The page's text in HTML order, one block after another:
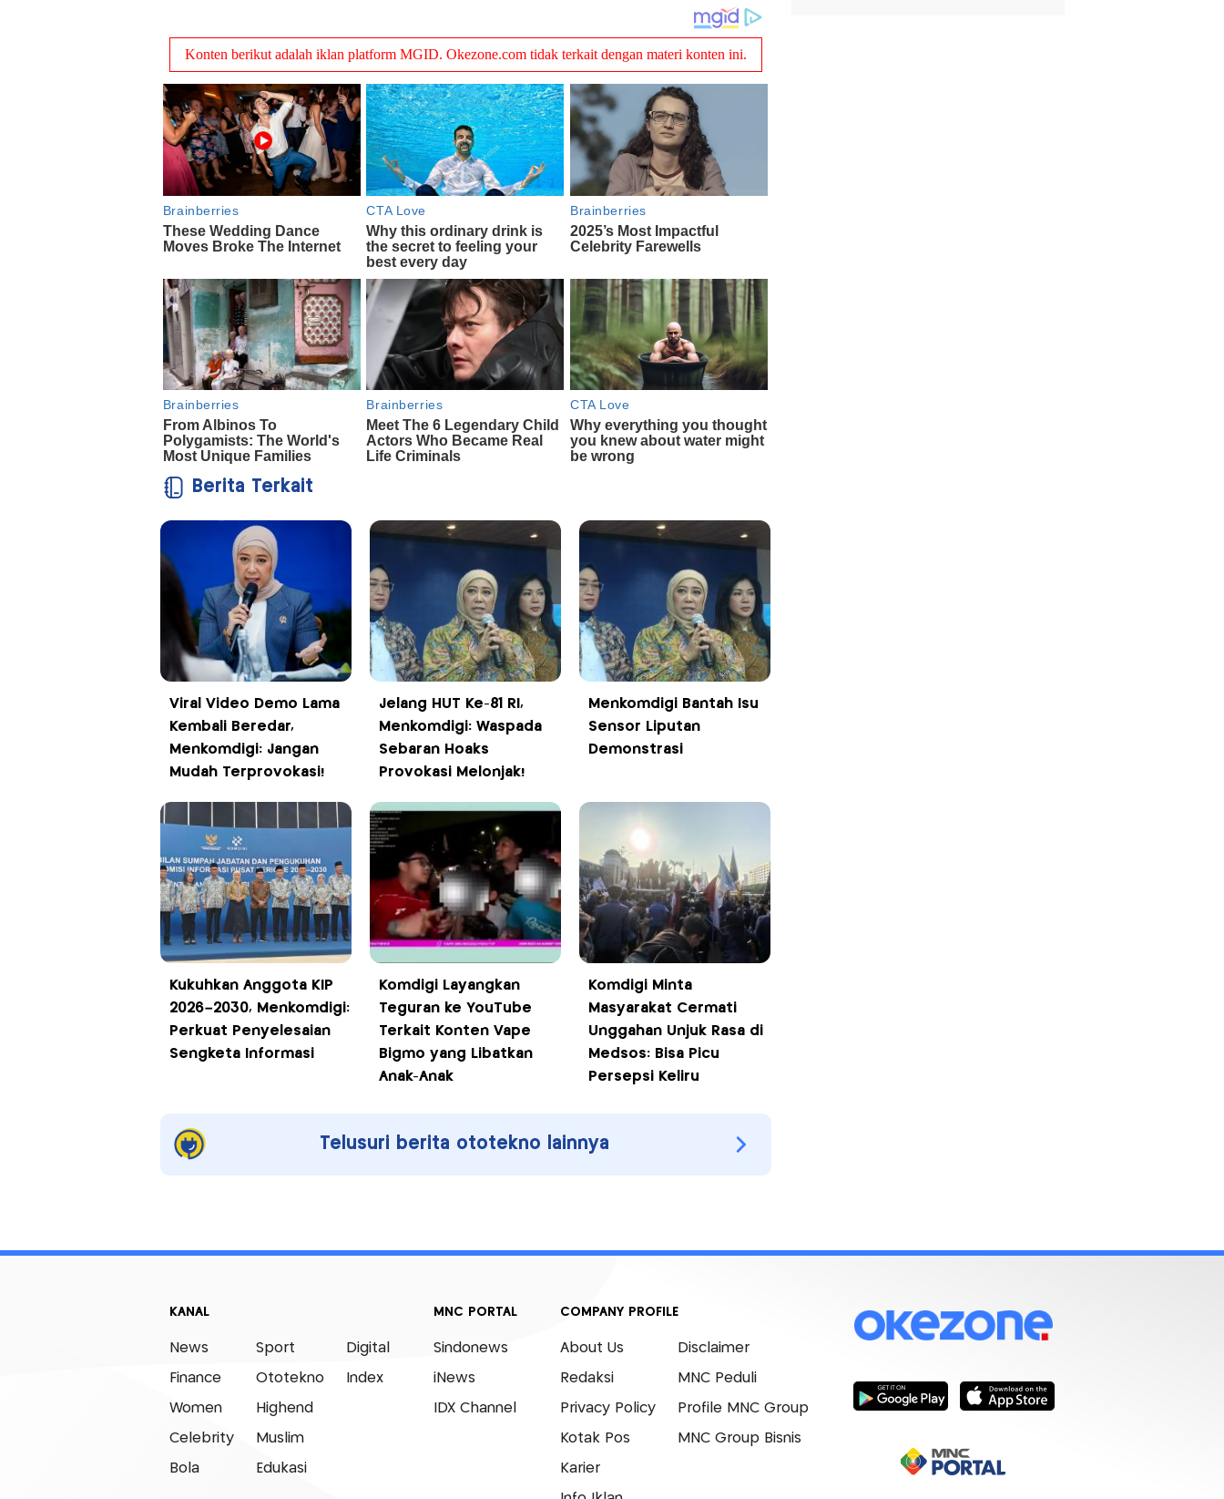
Berita Terkait
Viral Video Demo Lama
Kembali Beredar,
Menkomdigi: Jangan
Mudah Terprovokasi!
Jelang HUT Ke-81 RI,
Menkomdigi: Waspada
Sebaran Hoaks
Provokasi Melonjak!
Menkomdigi Bantah Isu
Sensor Liputan
Demonstrasi
Kukuhkan Anggota KIP
2026–2030, Menkomdigi:
Perkuat Penyelesaian
Sengketa Informasi
Komdigi Layangkan
Teguran ke YouTube
Terkait Konten Vape
Bigmo yang Libatkan
Anak-Anak
Komdigi Minta
Masyarakat Cermati
Unggahan Unjuk Rasa di
Medsos: Bisa Picu
Persepsi Keliru
Telusuri berita ototekno lainnya
KANAL
Ototekno
MNC PORTAL COMPANY PROFILE
Redaksi
Profile MNC Group